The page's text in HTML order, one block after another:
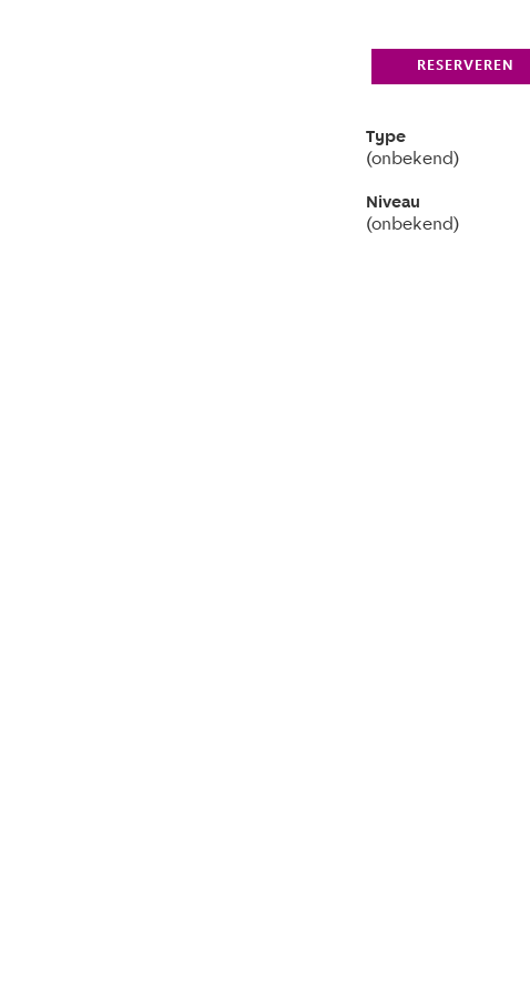
RESERVEREN
Type
(onbekend)
Niveau
(onbekend)